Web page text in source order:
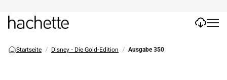
Startseite Disney - Die Gold-Edition Ausgabe 350